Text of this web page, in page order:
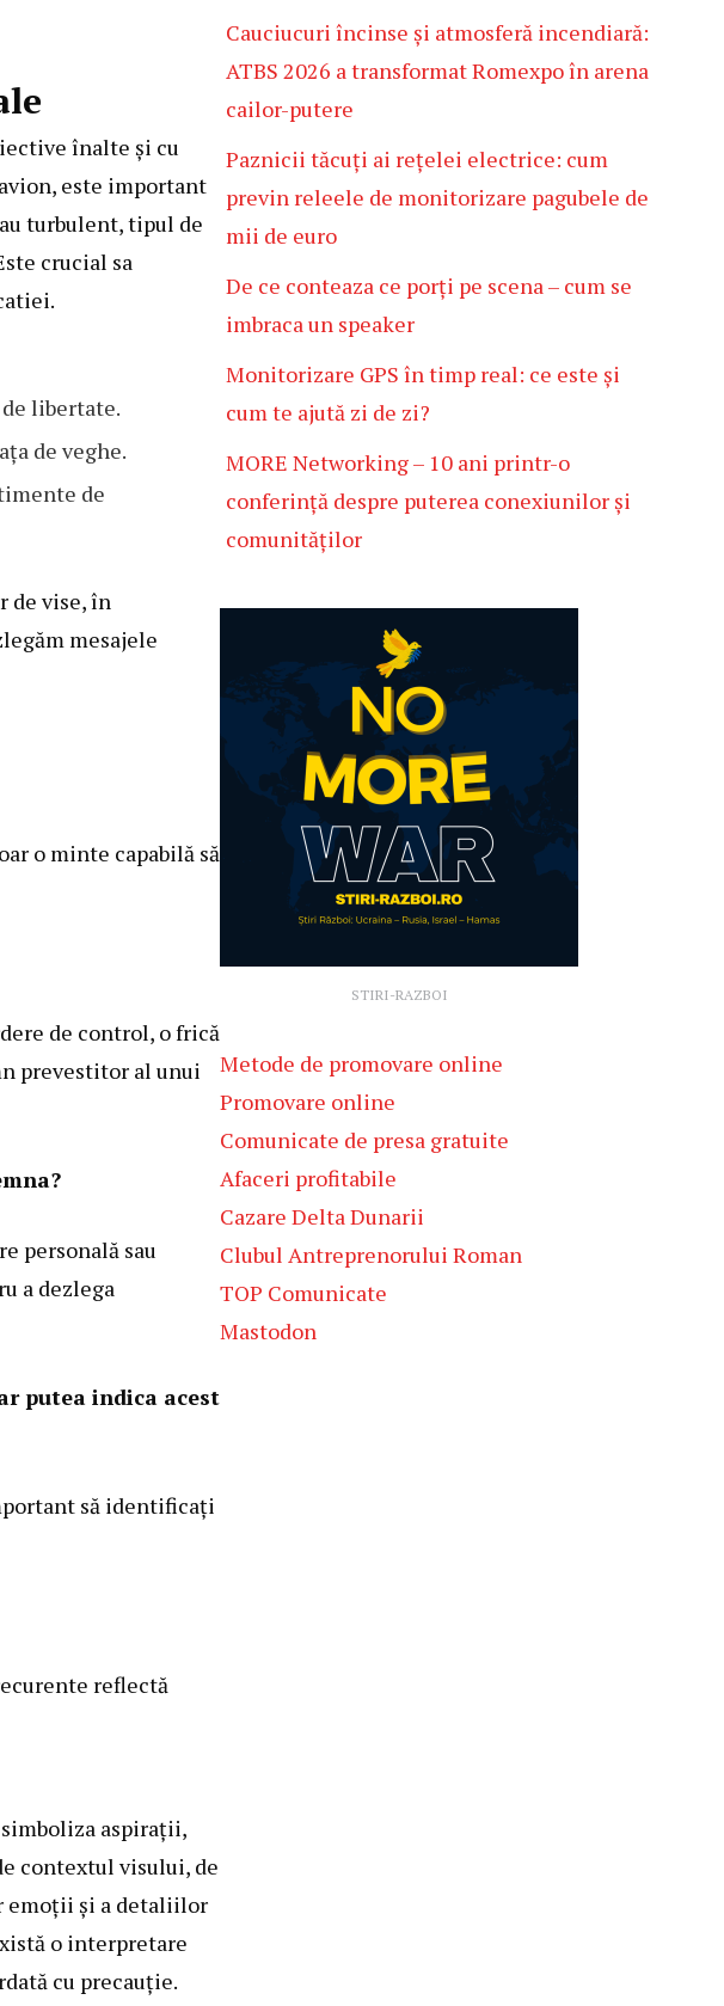
înalte și cu
este important
turbulent, tipul de
crucial sa
libertate.
de veghe.
de
de vise, în
mesajele
o minte capabilă să
de control, o frică
prevestitor al unui
personală sau
a dezlega
putea indica acest
să identificați
reflectă
aspirații,
contextul visului, de
emoții și a detaliilor
o interpretare
cu precauție.
Cauciucuri încinse și atmosferă incendiară:
ATBS 2026 a transformat Romexpo în arena
cailor-putere
Paznicii tăcuți ai rețelei electrice: cum
previn releele de monitorizare pagubele de
mii de euro
De ce conteaza ce porți pe scena – cum se
imbraca un speaker
Monitorizare GPS în timp real: ce este și
cum te ajută zi de zi?
MORE Networking – 10 ani printr-o
conferință despre puterea conexiunilor și
comunităților
STIRI-RAZBOI
Metode de promovare online
Promovare online
Comunicate de presa gratuite
Afaceri profitabile
Cazare Delta Dunarii
Clubul Antreprenorului Roman
TOP Comunicate
Mastodon